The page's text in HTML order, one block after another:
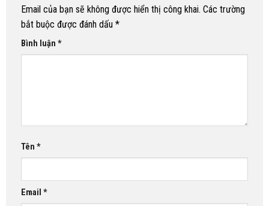
Email của bạn sẽ không được hiển thị công khai. Các trường
bắt buộc được đánh dấu *
Bình luận *
Tên *
Email *